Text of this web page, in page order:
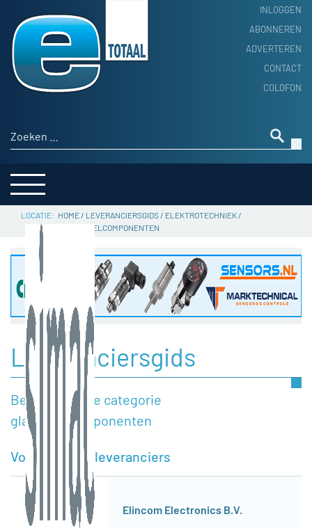
INLOGGEN
ABONNEREN
ADVERTEREN
CONTACT
COLOFON
Zoeken naar:
HOME
PRODUCTNIEUWS
ACHTERGROND
THEMA’S
SERVICE
HOME/ LEVERANCIERSGIDS/ ELEKTROTECHNIEK/
GLASVEZELCOMPONENTEN
Leveranciersgids
Bedrijven in de categorie
glasvezelcomponenten
Voorgestelde leveranciers
Elincom Electronics B.V.